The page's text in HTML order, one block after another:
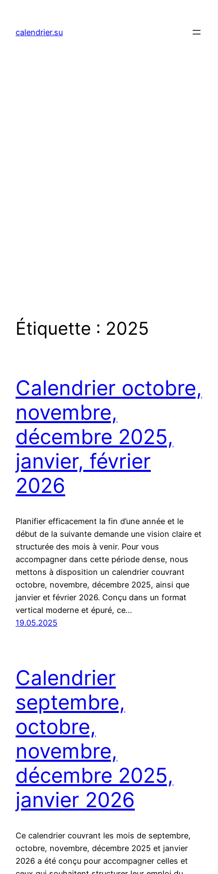
contenu
calendrier.su
Étiquette : 2025
Calendrier octobre,
novembre,
décembre 2025,
janvier, février
2026
Planifier efficacement la fin d’une année et le
début de la suivante demande une vision claire et
structurée des mois à venir. Pour vous
accompagner dans cette période dense, nous
mettons à disposition un calendrier couvrant
octobre, novembre, décembre 2025, ainsi que
janvier et février 2026. Conçu dans un format
vertical moderne et épuré, ce…
19.05.2025
Calendrier
septembre,
octobre,
novembre,
décembre 2025,
janvier 2026
Ce calendrier couvrant les mois de septembre,
octobre, novembre, décembre 2025 et janvier
2026 a été conçu pour accompagner celles et